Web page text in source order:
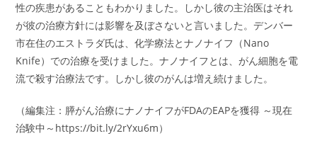
性の疾患があることもわかりました。しかし彼の主治医はそれ
が彼の治療方針には影響を及ぼさないと言いました。デンバー
市在住のエストラダ氏は、化学療法とナノナイフ（Nano
Knife）での治療を受けました。ナノナイフとは、がん細胞を電
流で殺す治療法です。しかし彼のがんは増え続けました。
（編集注：膵がん治療にナノナイフがFDAのEAPを獲得 ～現在
治験中～https://bit.ly/2rYxu6m）